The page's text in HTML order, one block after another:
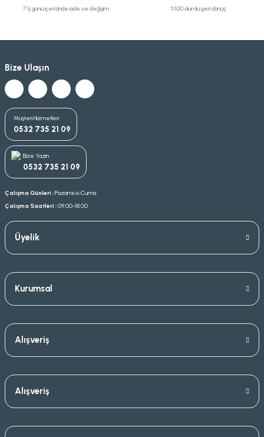
7 İş günü içerisinde iade ve değişim %100 olumlu geri dönüş
Bize Ulaşın
Müşteri Hizmetleri
0532 735 21 09
Bize Yazın
0532 735 21 09
Çalışma Günleri :Pazartesi-Cuma
Çalışma Saatleri :09.00-18.00
Üyelik
Kurumsal
Alışveriş
Alışveriş